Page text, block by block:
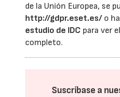
de la Unión Europea, se
http://gdpr.eset.es/ o
estudio de IDC para ver
completo.
Suscríbase a